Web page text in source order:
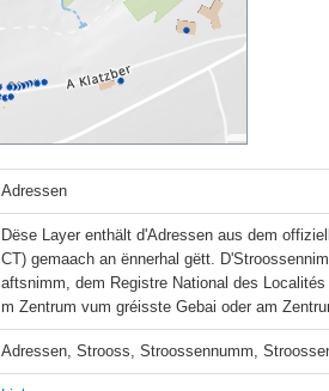
Adressen
Dëse Layer enthält d'Adressen aus dem
CT) gemaach an ënnerhal gëtt.
aftsnimm, dem Registre National des
m Zentrum vum gréisste Gebai oder am
Adressen, Strooss, Stroossennumm,